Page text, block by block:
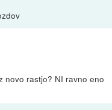
novo rastjo? NI ravno eno